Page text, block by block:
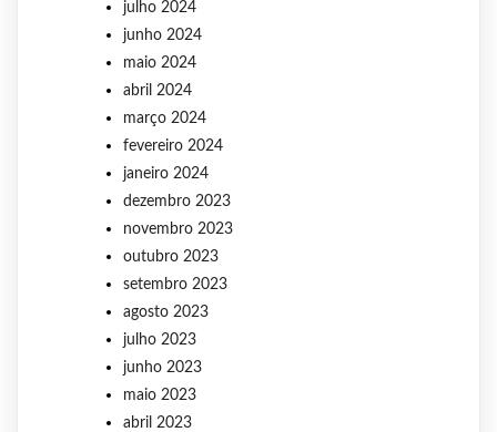
julho 2024
junho 2024
maio 2024
abril 2024
março 2024
fevereiro 2024
janeiro 2024
dezembro 2023
novembro 2023
outubro 2023
setembro 2023
agosto 2023
julho 2023
junho 2023
maio 2023
abril 2023